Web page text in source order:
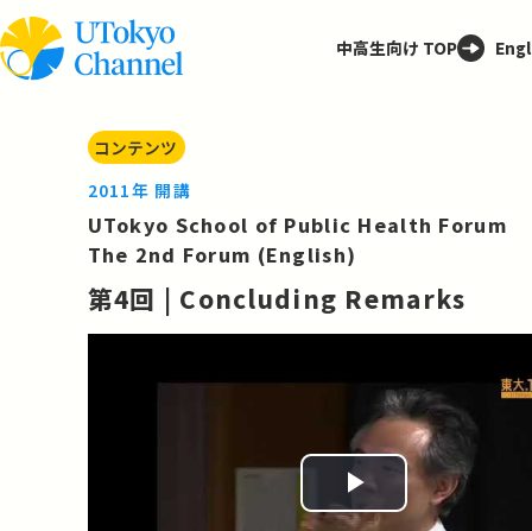
中高生向け TOP
コンテンツ
2011年 開講
UTokyo School of Public Health Forum
The 2nd Forum (English)
第4回 | Concluding Remarks
Play